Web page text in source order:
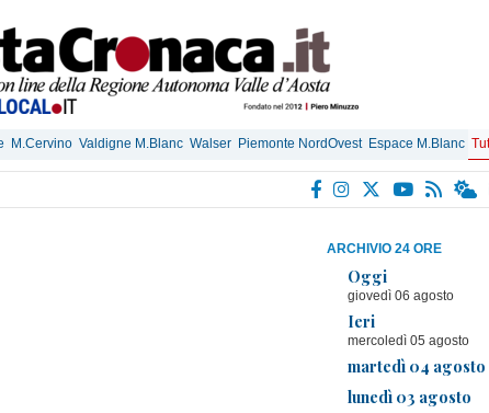
M.Cervino Valdigne M.Blanc Walser Piemonte NordOvest Espace M.Blanc
ARCHIVIO 24 ORE
Oggi
giovedì 06 agosto
Ieri
mercoledì 05 agosto
martedì 04 agosto
lunedì 03 agosto